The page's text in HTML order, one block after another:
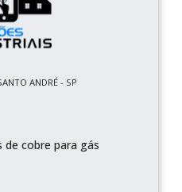
ANDRÉ - SP
cobre para gás